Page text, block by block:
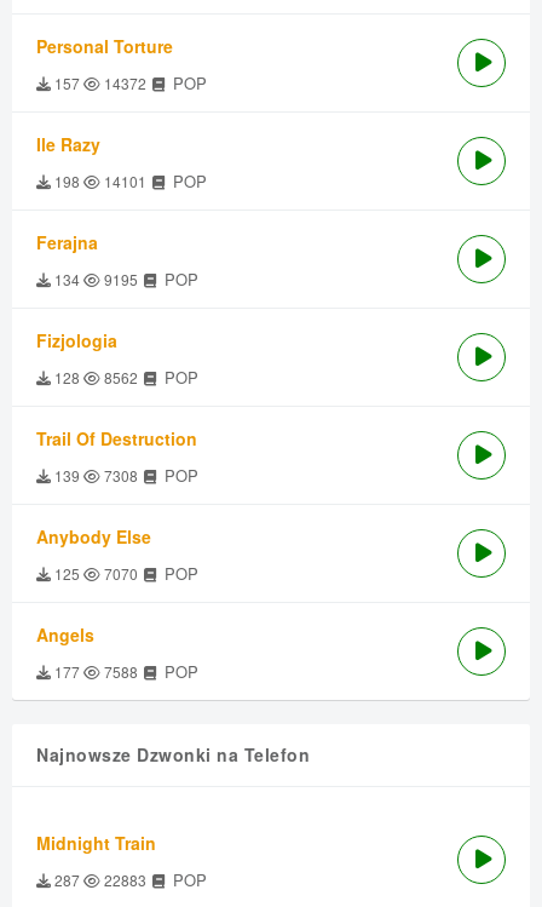
Personal Torture
157 14372 POP
Ile Razy
198 14101 POP
Ferajna
134 9195 POP
Fizjologia
128 8562 POP
Trail Of Destruction
139 7308 POP
Anybody Else
125 7070 POP
Angels
177 7588 POP
Najnowsze Dzwonki na Telefon
Midnight Train
287 22883 POP